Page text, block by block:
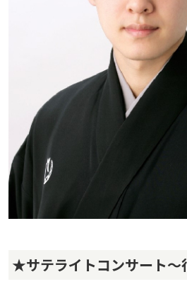
★サテライトコンサート～